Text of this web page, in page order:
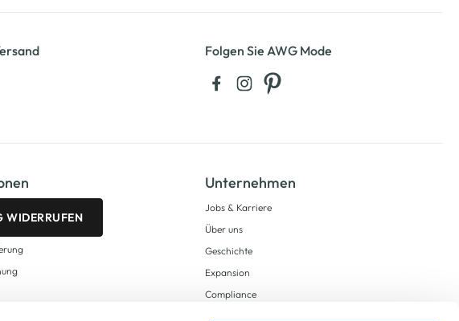
Folgen Sie AWG Mode
WIDERRUFEN
Unternehmen
Jobs & Karriere
Über uns
Geschichte
Expansion
Compliance